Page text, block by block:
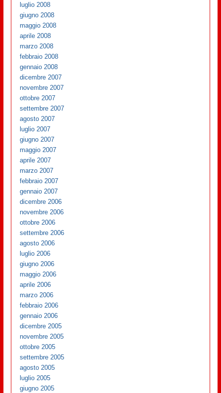
luglio 2008
giugno 2008
maggio 2008
aprile 2008
marzo 2008
febbraio 2008
gennaio 2008
dicembre 2007
novembre 2007
ottobre 2007
settembre 2007
agosto 2007
luglio 2007
giugno 2007
maggio 2007
aprile 2007
marzo 2007
febbraio 2007
gennaio 2007
dicembre 2006
novembre 2006
ottobre 2006
settembre 2006
agosto 2006
luglio 2006
giugno 2006
maggio 2006
aprile 2006
marzo 2006
febbraio 2006
gennaio 2006
dicembre 2005
novembre 2005
ottobre 2005
settembre 2005
agosto 2005
luglio 2005
giugno 2005